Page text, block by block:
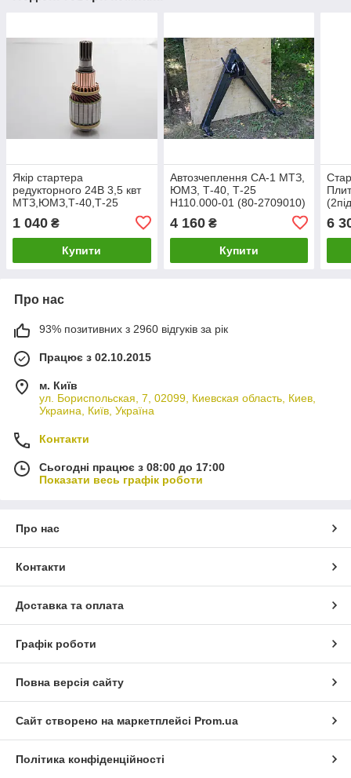
Якір стартера
редукторного 24В 3,5 квт
МТЗ,ЮМЗ,Т-40,Т-25
1 040 ₴
Купити
Автозчеплення СА-1 МТЗ,
ЮМЗ, Т-40, Т-25
Н110.000-01 (80-2709010)
4 160₴
Купити
6
Про нас
93% позитивних з 2960 відгуків за рік
Працює з 02.10.2015
м. Київ
ул. Бориспольская, 7, 02099, Киевская область, Киев,
Украина, Київ, Україна
Контакти
Сьогодні працює з 08:00 до 17:00
Показати весь графік роботи
Про нас
Контакти
Доставка та оплата
Графік роботи
Повна версія сайту
Сайт створено на маркетплейсі Prom.ua
Політика конфіденційності